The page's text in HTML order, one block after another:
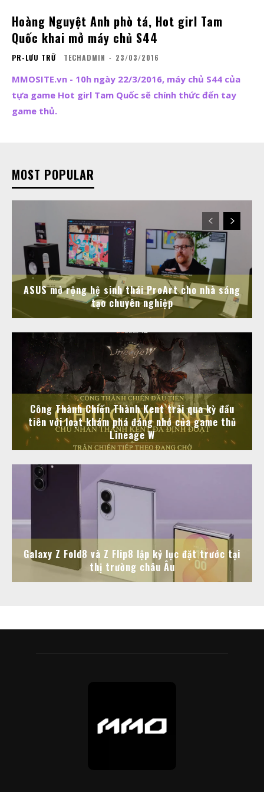
Hoàng Nguyệt Anh phò tá, Hot girl Tam
Quốc khai mở máy chủ S44
PR-LƯU TRỮ TECHADMIN - 23/03/2016
MMOSITE.vn - 10h ngày 22/3/2016, máy chủ S44 của
tựa game Hot girl Tam Quốc sẽ chính thức đến tay
game thủ.
MOST POPULAR
ASUS mở rộng hệ sinh thái ProArt cho nhà sáng
tạo chuyên nghiệp
Công Thành Chiến Thành Kent trải qua kỳ đầu
tiên với loạt khám phá đáng nhớ của game thủ
Lineage W
Galaxy Z Fold8 và Z Flip8 lập kỷ lục đặt trước tại
thị trường châu Âu